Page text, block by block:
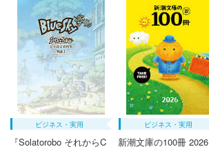
ビジネス・実用
『Solatorobo それからC
ビジネス・実用
新潮文庫の100冊 2026